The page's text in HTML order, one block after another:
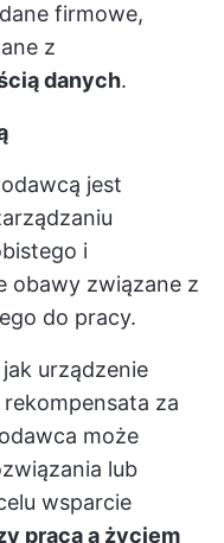
firmowe,
z
danych.
jest
i
obawy związane z
do pracy.
urządzenie
za
może
lub
wsparcie
pracą a życiem